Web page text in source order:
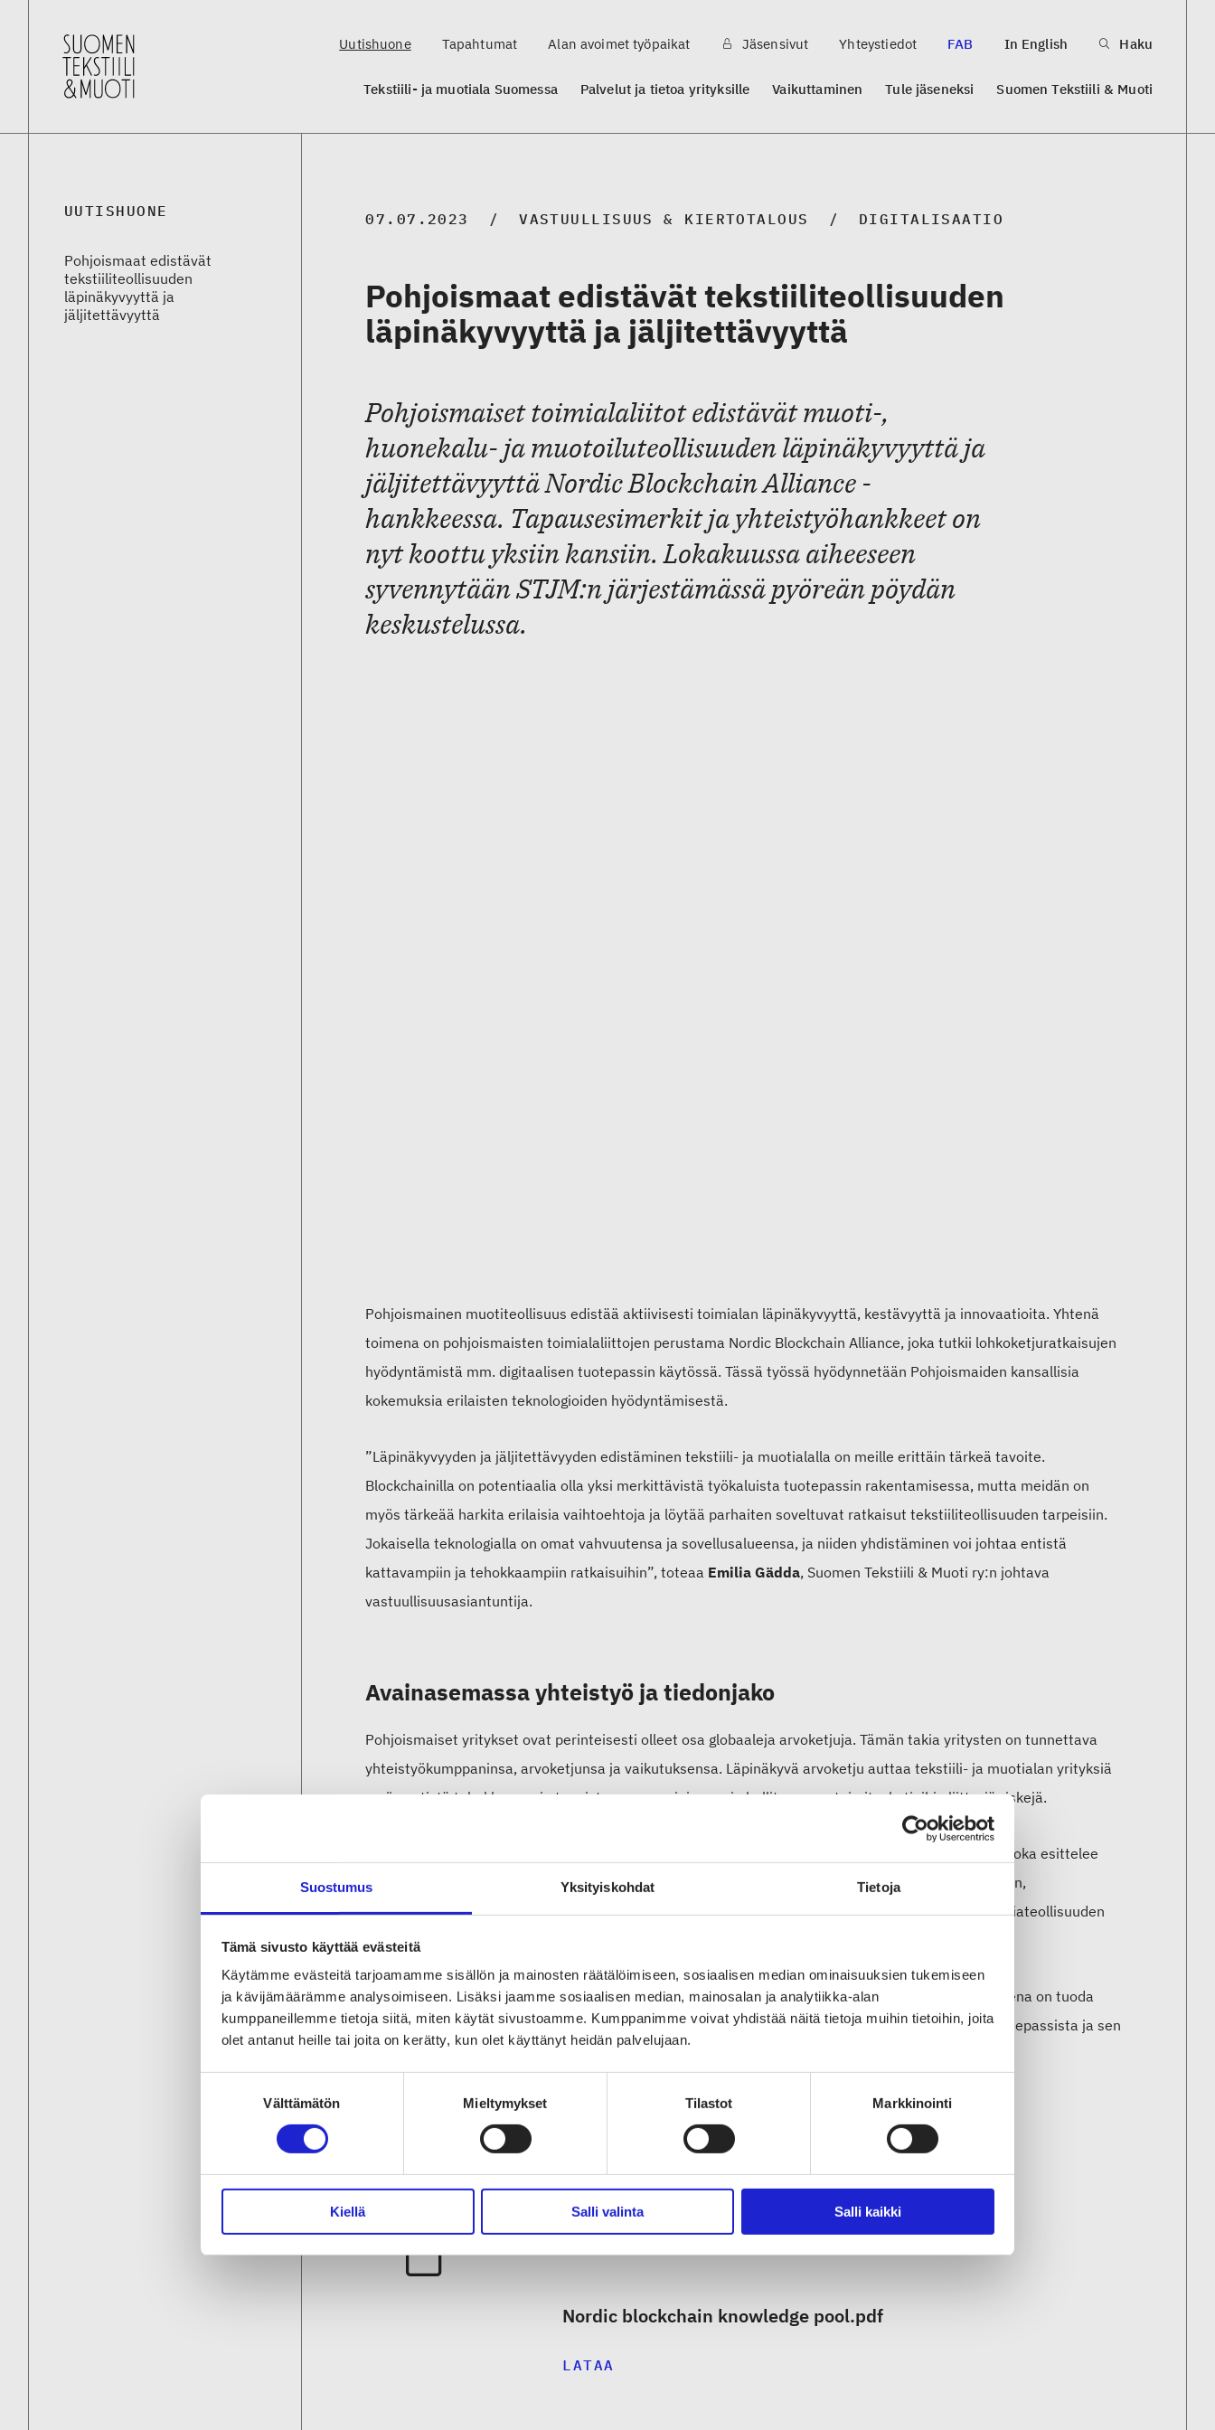
Suostumus Yksityiskohdat Tietoja
Tämä sivusto käyttää evästeitä
Käytämme evästeitä tarjoamamme sisällön ja mainosten räätälöimiseen, sosiaalisen median ominaisuuksien tukemiseen
ja kävijämäärämme analysoimiseen. Lisäksi jaamme sosiaalisen median, mainosalan ja analytiikka-alan
kumppaneillemme tietoja siitä, miten käytät sivustoamme. Kumppanimme voivat yhdistää näitä tietoja muihin tietoihin, joita
olet antanut heille tai joita on kerätty, kun olet käyttänyt heidän palvelujaan.
Välttämätön Mieltymykset Tilastot Markkinointi
Kiellä Salli valinta Salli kaikki
Uutishuone Tapahtumat Alan avoimet työpaikat Jäsensivut Yhteystiedot FAB In English Haku
Tekstiili- ja muotiala Suomessa Palvelut ja tietoa yrityksille Vaikuttaminen Tule jäseneksi Suomen Tekstiili & Muoti
UUTISHUONE
Pohjoismaat edistävät
tekstiiliteollisuuden
läpinäkyvyyttä ja
jäljitettävyyttä
07.07.2023 VASTUULLISUUS & KIERTOTALOUS DIGITALISAATIO
Pohjoismaat edistävät tekstiiliteollisuuden
läpinäkyvyyttä ja jäljitettävyyttä
Pohjoismaiset toimialaliitot edistävät muoti-,
huonekalu- ja muotoiluteollisuuden läpinäkyvyyttä ja
jäljitettävyyttä Nordic Blockchain Alliance -
hankkeessa. Tapausesimerkit ja yhteistyöhankkeet on
nyt koottu yksiin kansiin. Lokakuussa aiheeseen
syvennytään STJM:n järjestämässä pyöreän pöydän
keskustelussa.
Pohjoismainen muotiteollisuus edistää aktiivisesti toimialan läpinäkyvyyttä, kestävyyttä ja innovaatioita. Yhtenä
toimena on pohjoismaisten toimialaliittojen perustama Nordic Blockchain Alliance, joka tutkii lohkoketjuratkaisujen
hyödyntämistä mm. digitaalisen tuotepassin käytössä. Tässä työssä hyödynnetään Pohjoismaiden kansallisia
kokemuksia erilaisten teknologioiden hyödyntämisestä.
”Läpinäkyvyyden ja jäljitettävyyden edistäminen tekstiili- ja muotialalla on meille erittäin tärkeä tavoite.
Blockchainilla on potentiaalia olla yksi merkittävistä työkaluista tuotepassin rakentamisessa, mutta meidän on
myös tärkeää harkita erilaisia vaihtoehtoja ja löytää parhaiten soveltuvat ratkaisut tekstiiliteollisuuden tarpeisiin.
Jokaisella teknologialla on omat vahvuutensa ja sovellusalueensa, ja niiden yhdistäminen voi johtaa entistä
kattavampiin ja tehokkaampiin ratkaisuihin”, toteaa Emilia Gädda, Suomen Tekstiili & Muoti ry:n johtava
vastuullisuusasiantuntija.
Avainasemassa yhteistyö ja tiedonjako
Pohjoismaiset yritykset ovat perinteisesti olleet osa globaaleja arvoketjuja. Tämän takia yritysten on tunnettava
yhteistyökumppaninsa, arvoketjunsa ja vaikutuksensa. Läpinäkyvä arvoketju auttaa tekstiili- ja muotialan yrityksiä
myös entistä tehokkaammin tunnistamaan, arvioimaan ja hallitsemaan toimitusketjuihin liittyviä riskejä.
Edistääkseen yhteistyötä ja tiedon jakamista Nordic Blockchain Alliance on nyt koonnut katalogiin, joka esittelee
muoti-, huonekalu- ja muotoiluteollisuuden tapausesimerkkejä ja yhteistyöhankkeita läpinäkyvyyden,
jäljitettävyyden ja kiertotalouden osalta. Suomesta mukana katalogissa on mm. STJM:n ja Teknologiateollisuuden
digitaalinen tuotepassi -hanke.
Suomen Tekstiili & Muoti ry järjestää Helsingissä 4.10. pyöreän pöydän keskustelun, jonka tavoitteena on tuoda
tekstiili- ja muotialan toimijat sekä teknologiatoimittajat yhteen keskustelemaan digitaalisesta tuotepassista ja sen
käyttöönotosta toimialalla.
Nordic Blockchain Knowledge Pool
Nordic blockchain knowledge pool.pdf
LATAA